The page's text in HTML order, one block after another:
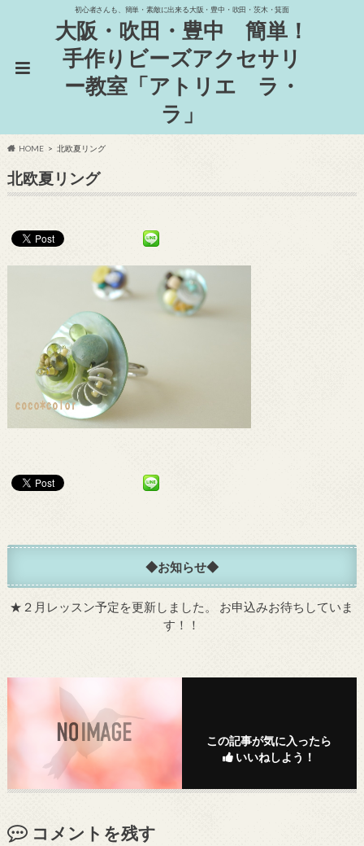
初心者さんも、簡単・素敵に出来る大阪・豊中・吹田・茨木・箕面
大阪・吹田・豊中 簡単！
手作りビーズアクセサリ
ー教室「アトリエ ラ・
ラ」
HOME 北欧夏リング
北欧夏リング
◆お知らせ◆
★ ２月レッスン予定を更新しました。
お申込みお待ちしていま
す！！
この記事が気に入ったら
いいねしよう！
コメントを残す